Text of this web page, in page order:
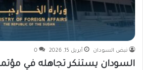
نبض السودان أبريل 15, 2026 0
السودان يستنكر تجاهله في